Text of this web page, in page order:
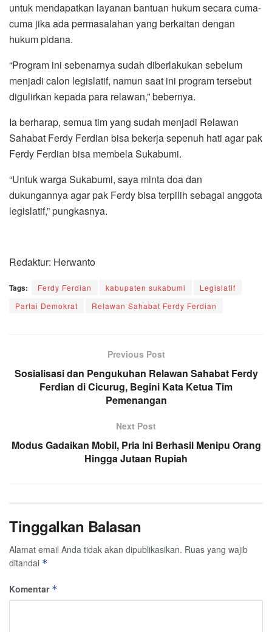
untuk mendapatkan layanan bantuan hukum secara cuma-
cuma jika ada permasalahan yang berkaitan dengan
hukum pidana.
“Program ini sebenarnya sudah diberlakukan sebelum
menjadi calon legislatif, namun saat ini program tersebut
digulirkan kepada para relawan,” bebernya.
Ia berharap, semua tim yang sudah menjadi Relawan
Sahabat Ferdy Ferdian bisa bekerja sepenuh hati agar pak
Ferdy Ferdian bisa membela Sukabumi.
“Untuk warga Sukabumi, saya minta doa dan
dukungannya agar pak Ferdy bisa terpilih sebagai anggota
legislatif,” pungkasnya.
Redaktur: Herwanto
Tags: Ferdy Ferdian kabupaten sukabumi
Legislatif
Partai Demokrat
Relawan Sahabat Ferdy Ferdian
Previous Post
Sosialisasi dan Pengukuhan Relawan Sahabat Ferdy
Ferdian di Cicurug, Begini Kata Ketua Tim
Pemenangan
Next Post
Modus Gadaikan Mobil, Pria Ini Berhasil Menipu Orang
Hingga Jutaan Rupiah
Tinggalkan Balasan
Alamat email Anda tidak akan dipublikasikan. Ruas yang wajib
ditandai *
Komentar *